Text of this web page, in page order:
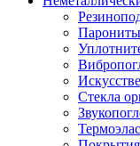
Парониты
Стекла